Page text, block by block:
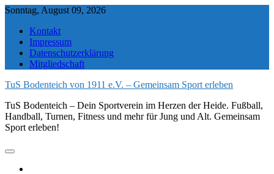
Skip
content
Sonntag, August 09, 2026
Kontakt
Impressum
Datenschutzerklärung
Mitgliedschaft
TuS Bodenteich von 1911 e.V. – Gemeinsam Sport erleben
TuS Bodenteich – Dein Sportverein im Herzen der Heide. Fußball,
Handball, Turnen, Fitness und mehr für Jung und Alt. Gemeinsam
Sport erleben!